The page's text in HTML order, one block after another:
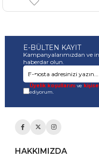
E-BÜLTEN KAYIT
Kampanyalarımızdan ve
haberdar olun.
Üyelik koşullarınıve
ediyorum.
HAKKIMIZDA